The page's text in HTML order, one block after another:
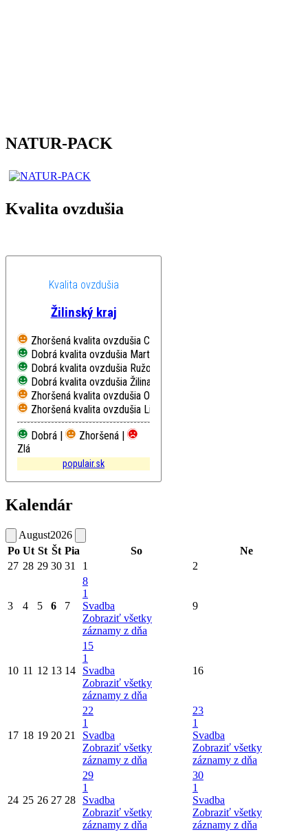
NATUR-PACK
Kvalita ovzdušia
Kvalita ovzdušia
Žilinský kraj
Zhoršená kvalita ovzdušia Chopok, EMEP
Dobrá kvalita ovzdušia Martin, Jesenského
Dobrá kvalita ovzdušia Ružomberok, Riadok
Dobrá kvalita ovzdušia Žilina, Obežná
Zhoršená kvalita ovzdušia Oščadnica
Zhoršená kvalita ovzdušia Liptovský Mikuláš, Školská
Dobrá |
Zhoršená |
Zlá
populair.sk
Kalendár
August2026
Po Ut St Št Pia So
Ne
27 28 29 30 31 1 2
3 4 5 6 7
8
1
Svadba
Zobraziť všetky
záznamy z dňa
9
10 11 12 13 14
15
1
Svadba
Zobraziť všetky
záznamy z dňa
16
17 18 19 20 21
22
1
Svadba
Zobraziť všetky
záznamy z dňa
23
1
Svadba
Zobraziť všetky
záznamy z dňa
24 25 26 27 28
29
1
Svadba
Zobraziť všetky
záznamy z dňa
30
1
Svadba
Zobraziť všetky
záznamy z dňa